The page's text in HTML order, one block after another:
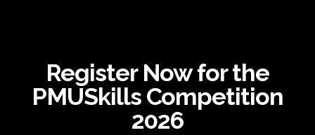
Register Now for the
PMUSkills Competition
2026